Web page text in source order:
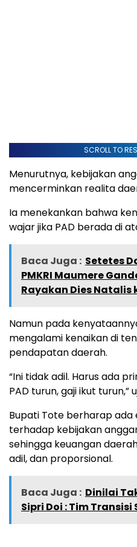
SCROLL TO
Menurutnya, kebijakan
mencerminkan realita
Ia menekankan bahwa
wajar jika PAD berada di
Baca Juga : Setetes
PMKRI Maumere
Rayakan Dies Natalis
Namun pada
mengalami kenaikan di
pendapatan daerah.
“Ini tidak adil. Harus ada
PAD turun, gaji ikut turun,”
Bupati Tote berharap ada
terhadap kebijakan
sehingga keuangan
adil, dan proporsional.
Baca Juga : Dinilai
Sipri Doi : Tim Transisi